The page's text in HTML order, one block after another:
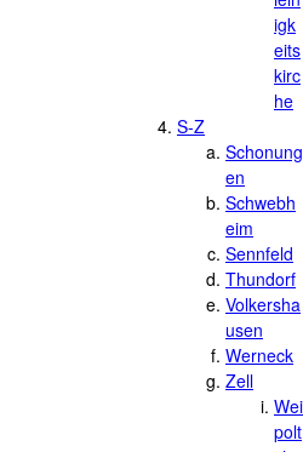
igk
eits
kirc
he
S-Z
Schonung
en
Schwebh
eim
Sennfeld
Thundorf
Volkersha
usen
Werneck
Zell
Wei
polt